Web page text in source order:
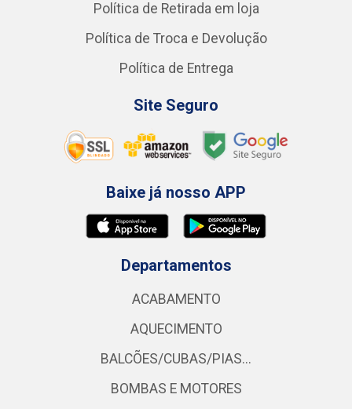
Política de Retirada em loja
Política de Troca e Devolução
Política de Entrega
Site Seguro
Baixe já nosso APP
Departamentos
ACABAMENTO
AQUECIMENTO
BALCÕES/CUBAS/PIAS...
BOMBAS E MOTORES